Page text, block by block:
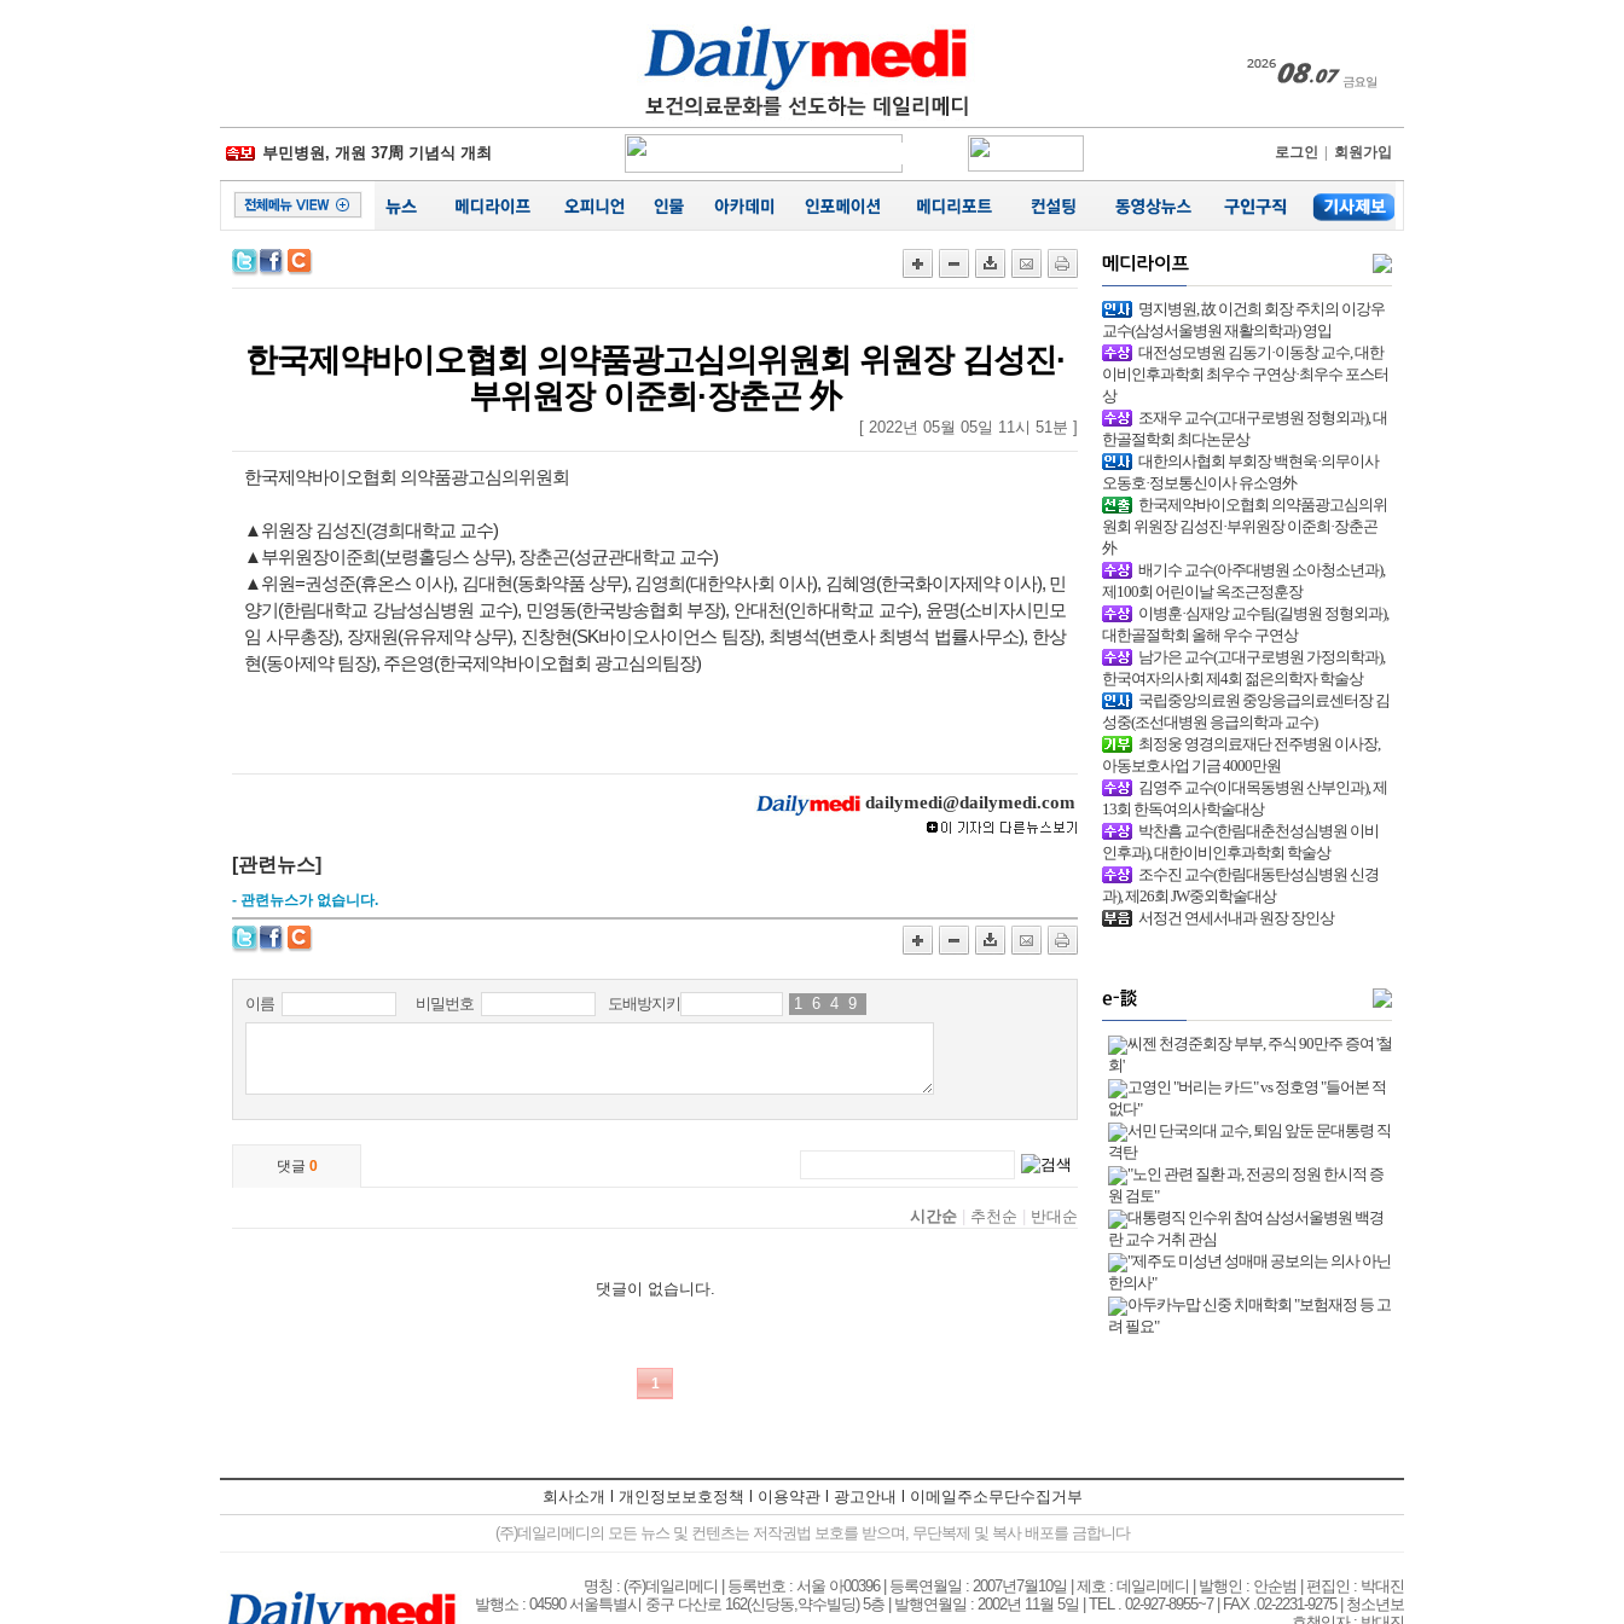
경찰병원, 어버이날 맞아 입원환자에 카네이션
부민병원, 개원 37周 기념식 개최
일동후디스, ‘어버이날 선물 이벤트' 진행
김포우리병원, '이웃사랑 그리기 대회' 성료
서울대병원, 베트남에 검진시스템 이식
비플러스랩, 종합 헬스케어 플랫폼 잰걸음
시화병원, 심폐소생술 모의훈련‧실기평가
삼성물산-제일모직 합병 무효소송 6년만에 '마무
로그인 회원가입
한국제약바이오협회 의약품광고심의위원회 위원장 김성진·
부위원장 이준희·장춘곤 外
[ 2022년 05월 05일 11시 51분 ]
한국제약바이오협회 의약품광고심의위원회
▲위원장 김성진(경희대학교 교수)
▲부위원장이준희(보령홀딩스 상무), 장춘곤(성균관대학교 교수)
▲위원=권성준(휴온스 이사), 김대현(동화약품 상무), 김영희(대한약사회 이사), 김혜영(한국화이자제약 이사), 민
양기(한림대학교 강남성심병원 교수), 민영동(한국방송협회 부장), 안대천(인하대학교 교수), 윤명(소비자시민모
임 사무총장), 장재원(유유제약 상무), 진창현(SK바이오사이언스 팀장), 최병석(변호사 최병석 법률사무소), 한상
현(동아제약 팀장), 주은영(한국제약바이오협회 광고심의팀장)
dailymedi@dailymedi.com
[관련뉴스]
- 관련뉴스가 없습니다.
명지병원, 故 이건희 회장 주치의 이강우
교수(삼성서울병원 재활의학과) 영입
대전성모병원 김동기·이동창 교수, 대한
이비인후과학회 최우수 구연상·최우수 포스터
상
조재우 교수(고대구로병원 정형외과), 대
한골절학회 최다논문상
대한의사협회 부회장 백현욱·의무이사
오동호·정보통신이사 유소영外
한국제약바이오협회 의약품광고심의위
원회 위원장 김성진·부위원장 이준희·장춘곤
外
배기수 교수(아주대병원 소아청소년과),
제100회 어린이날 옥조근정훈장
이병훈·심재앙 교수팀(길병원 정형외과),
대한골절학회 올해 우수 구연상
남가은 교수(고대구로병원 가정의학과),
한국여자의사회 제4회 젊은의학자 학술상
국립중앙의료원 중앙응급의료센터장 김
성중(조선대병원 응급의학과 교수)
최정웅 영경의료재단 전주병원 이사장,
아동보호사업 기금 4000만원
김영주 교수(이대목동병원 산부인과), 제
13회 한독여의사학술대상
박찬흠 교수(한림대춘천성심병원 이비
인후과), 대한이비인후과학회 학술상
조수진 교수(한림대동탄성심병원 신경
과), 제26회 JW중외학술대상
서정건 연세서내과 원장 장인상
씨젠 천경준회장 부부, 주식 90만주 증여 '철
회'
고영인 "버리는 카드" vs 정호영 "들어본 적
없다"
서민 단국의대 교수, 퇴임 앞둔 문대통령 직
격탄
"노인 관련 질환 과, 전공의 정원 한시적 증
원 검토"
대통령직 인수위 참여 삼성서울병원 백경
란 교수 거취 관심
"제주도 미성년 성매매 공보의는 의사 아닌
한의사"
아두카누맙 신중 치매학회 "보험재정 등 고
려 필요"
회사소개 개인정보보호정책 이용약관l 광고안내
이메일주소무단수집거부
(주)데일리메디의 모든 뉴스 및 컨텐츠는 저작권법 보호를 받으며, 무단복제 및 복사 배포를 금합니다
명칭 : (주)데일리메디 | 등록번호 : 서울 아00396 | 등록연월일 : 2007년7월10일 | 제호 : 데일리메디 | 발행인 : 안순범 | 편집인 : 박대진
발행소 : 04590 서울특별시 중구 다산로 162(신당동,약수빌딩) 5층 | 발행연월일 : 2002년 11월 5일 | TEL . 02-927-8955~7 | FAX .02-2231-9275 | 청소년보